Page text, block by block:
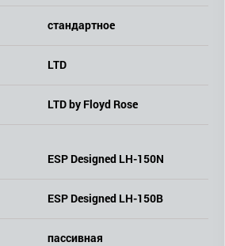
стандартное
LTD
LTD by Floyd Rose
ESP Designed LH-150N
ESP Designed LH-150B
пассивная